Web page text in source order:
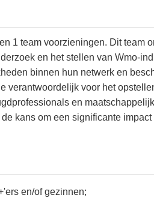
1 team voorzieningen. Dit team
en het stellen van Wmo-
binnen hun netwerk en
verantwoordelijk voor het
en
kans om een significante
en/of gezinnen;